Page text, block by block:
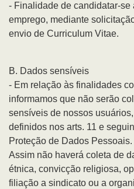
- Finalidade de candidatar-
emprego, mediante
envio de Curriculum Vitae.
B. Dados sensíveis
- Em relação às finalidades
informamos que não serão
sensíveis de nossos
definidos nos arts. 11 e
Proteção de Dados Pessoais.
Assim não haverá coleta de
étnica, convicção religiosa,
filiação a sindicato ou a